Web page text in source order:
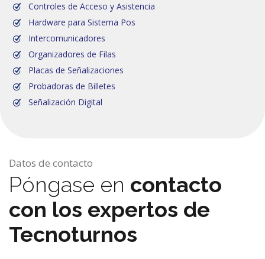
Controles de Acceso y Asistencia
Hardware para Sistema Pos
Intercomunicadores
Organizadores de Filas
Placas de Señalizaciones
Probadoras de Billetes
Señalización Digital
Datos de contacto
Póngase en contacto
con los expertos de
Tecnoturnos